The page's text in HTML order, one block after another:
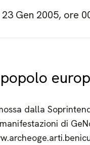
Gen 2005, ore
dalla
di